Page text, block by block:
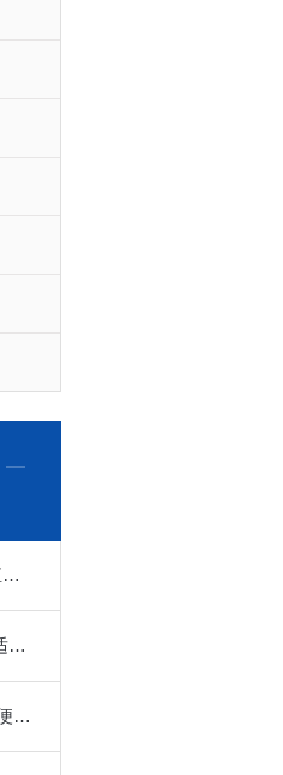
水产养殖检测仪：助力水产养殖，精准把控水质指标
便携式水质硬度检测仪器-一款适应恶劣气候的便携水质检测设备
COD快速测定仪-一款长续航的便携式水质检测仪